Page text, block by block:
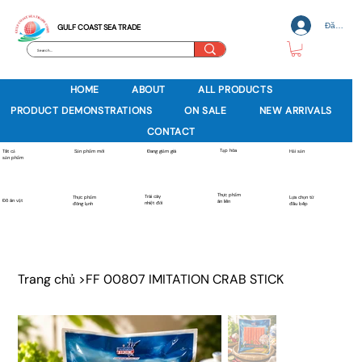
GULF COAST SEA TRADE Đăng
HOME ABOUT
ALL PRODUCTS
PRODUCT DEMONSTRATIONS
ON SALE
NEW ARRIVALS
CONTACT
Tất cả
sản phẩm
Sản phẩm mới Đang giảm giá Tạp hóa Hải sản
Đồ ăn vặt
Thực phẩm
đông lạnh
Trái cây
nhiệt đới
Thực phẩm
ăn liền
Lựa chọn từ
đầu bếp
Trang chủ >FF 00807 IMITATION CRAB STICK